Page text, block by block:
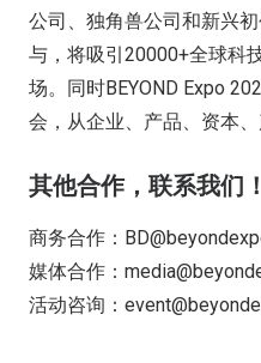
公司、独角兽公司和新兴
与，将吸引20000+全球科
场。同时BEYOND Expo
会，从企业、产品、资本
其他合作，联系我们！
商务合作：
媒体合作：
活动咨询：